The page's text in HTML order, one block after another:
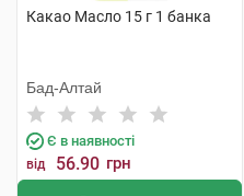
Какао Масло 15 г 1 банка
Бад-Алтай
Є в наявності
від 56.90 грн